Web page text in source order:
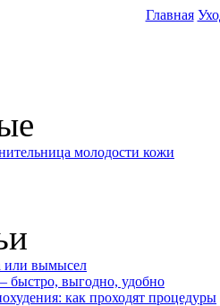
Главная
молодости кожи
или вымысел
быстро, выгодно, удобно
как проходят процедуры